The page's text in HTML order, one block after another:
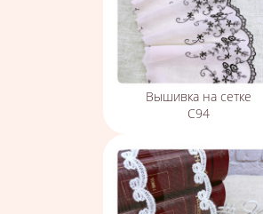
Вышивка на сетке
С94